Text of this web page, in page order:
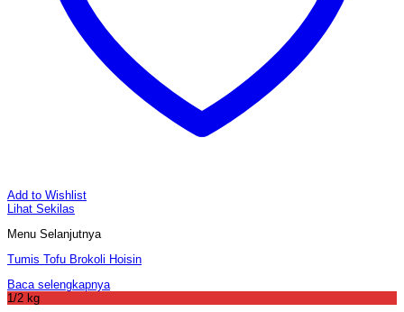
Add to Wishlist
Lihat Sekilas
Menu Selanjutnya
Tumis Tofu Brokoli Hoisin
Baca selengkapnya
1/2 kg